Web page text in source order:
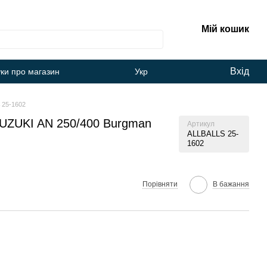
Мій кошик
про магазин Укр Вхід
25-1602
AN 250/400 Burgman
Артикул
ALLBALLS 25-
1602
Порівняти В бажання